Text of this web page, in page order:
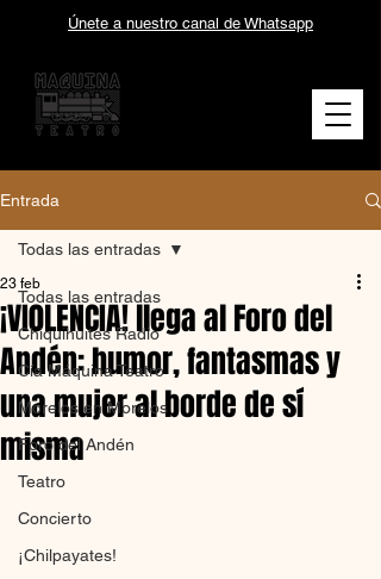
Únete a nuestro canal de Whatsapp
Entrada
Todas las entradas
Chiquihuites Radio
Cía Máquina Teatro
Morelos en Morelos
Foro del Andén
Teatro
Concierto
¡Chilpayates!
Todas las entradas
¡VI0LENCIA! llega al Foro del
Andén: humor, fantasmas y
una mujer al borde de sí
misma
23 feb